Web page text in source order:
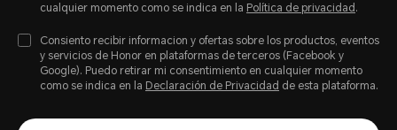
cualquier momento como se indica en la Política de privacidad .
Consiento recibir informacion y ofertas sobre los productos, eventos
y servicios de Honor en plataformas de terceros (Facebook y
Google). Puedo retirar mi consentimiento en cualquier momento
como se indica en la Declaración de Privacidad de esta plataforma.